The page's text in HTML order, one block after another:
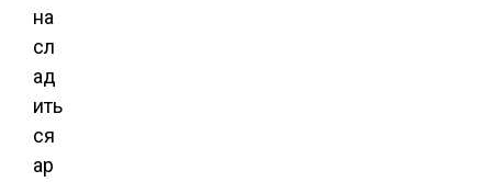
на
сл
ад
ить
ся
ар